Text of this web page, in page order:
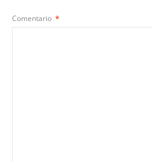
Comentario *